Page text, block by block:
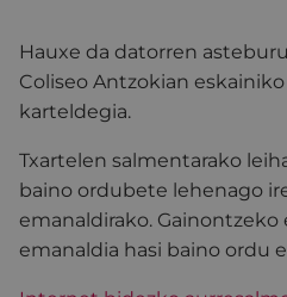
Hauxe da datorren
Coliseo Antzokian
karteldegia.
Txartelen salmentarako
baino ordubete lehenago
emanaldirako. Gainontzeko
emanaldia hasi baino ordu